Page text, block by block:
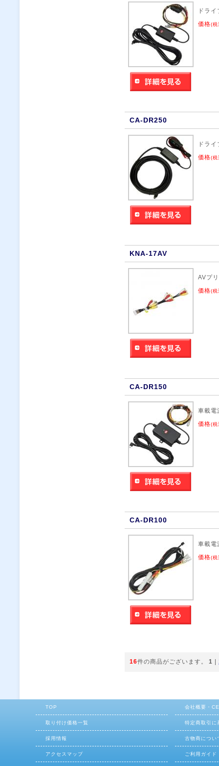
ドラ
価格(税
CA-DR250
ドラ
価格(税
KNA-17AV
AVプ
価格(税
CA-DR150
車載電
価格(税
CA-DR100
車載電
価格(税
16件の商品がございます。 1 |
TOP 会社概要・
取り付け価格一覧 特定商取引に
採用情報 古物商につい
アクセスマップ ご利用ガイド